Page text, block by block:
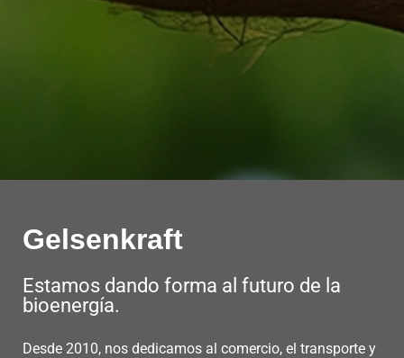
Gelsenkraft
Estamos dando forma al futuro de la
bioenergía.
Desde 2010, nos dedicamos al comercio, el transporte y